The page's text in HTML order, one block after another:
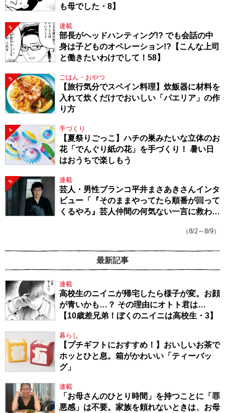
も母でした・8】
2 連載
部長がヘッドハンティング!? でも会話の中
身は子どものオペレーション!?【こんな上司
と働きたいわけでして！58】
3 ごはん・おやつ
【旅行気分でスペイン料理】炊飯器に材料を
入れて炊くだけでおいしい「パエリア」の作
り方
4 手づくり
【夏祭りごっこ】ハチの巣みたいな立体のお
花「でんぐり紙の花」を手づくり！ 暑い日
はおうちで楽しもう
5 連載
芸人・男性ブランコ平井まさあきさんインタ
ビュー「『そのままやってたら順番が回って
くるやろ』芸人仲間の何気ない一言に救われ
（8/2～8/9）
最新記事
連載
高校生のニイニが帰宅したら様子が変。お顔
が青いかも…？ その理由にオトト君は…
【10歳差兄弟！ぼくのニイニは高校生・3】
暮らし
【プチギフトにおすすめ！】おいしいお茶で
ホッとひと息。箱がかわいい「ティーバッ
グ」
連載
「お母さんのひとり時間」を持つことに「罪
悪感」は不要。家族を頼れないときは、お母